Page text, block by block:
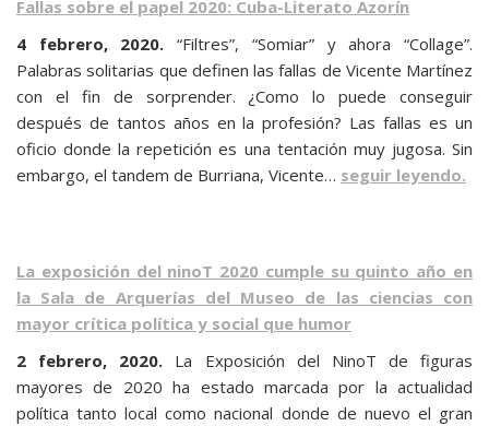
Fallas sobre el papel 2020: Cuba-Literato Azorín
4 febrero, 2020.“Filtres”, “Somiar” y ahora “Collage”.
Palabras solitarias que definen las fallas de Vicente Martínez
con el fin de sorprender. ¿Como lo puede conseguir
después de tantos años en la profesión? Las fallas es un
oficio donde la repetición es una tentación muy jugosa. Sin
embargo, el tandem de Burriana, Vicente… seguir leyendo.
La exposición del ninoT 2020 cumple su quinto año en
la Sala de Arquerías del Museo de las ciencias con
mayor crítica política y social que humor
2 febrero, 2020. La Exposición del NinoT de figuras
mayores de 2020 ha estado marcada por la actualidad
política tanto local como nacional donde de nuevo el gran